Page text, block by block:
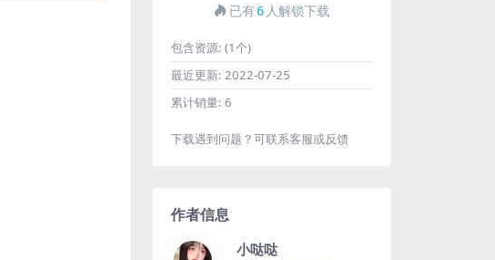
已有6 人解锁下载
包含资源: (1个)
最近更新: 2022-07-25
累计销量: 6
下载遇到问题？可联系客服或反馈
作者信息
小哒哒